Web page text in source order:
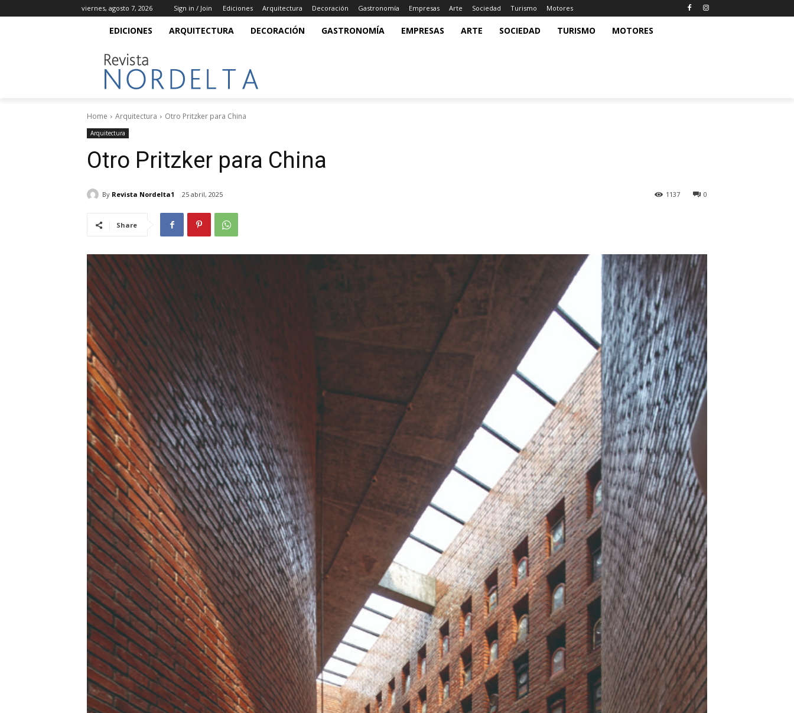
viernes, agosto 7, 2026 Sign in / Join Ediciones Arquitectura Decoración Gastronomía Empresas Arte Sociedad Turismo Motores
EDICIONES ARQUITECTURA DECORACIÓN GASTRONOMÍA EMPRESAS ARTE SOCIEDAD TURISMO MOTORES
Home Arquitectura Otro Pritzker para China
Arquitectura
Otro Pritzker para China
By Revista Nordelta1 25 abril, 2025 0
1137
Share